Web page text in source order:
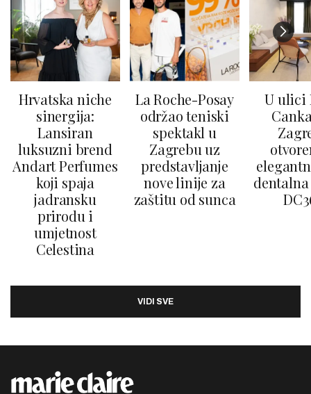
Hrvatska niche
sinergija:
Lansiran
luksuzni brend
Andart Perfumes
koji spaja
jadransku
prirodu i
umjetnost
Celestina
La Roche-Posay
održao teniski
spektakl u
Zagrebu uz
predstavljanje
nove linije za
zaštitu od sunca
U ulici
VIDI SVE